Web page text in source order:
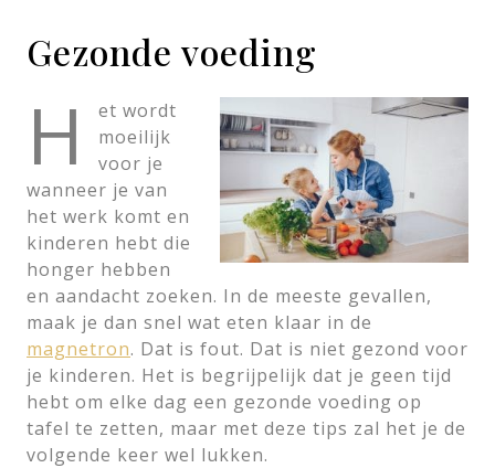
Gezonde voeding
H
et wordt
moeilijk
voor je
wanneer je van
het werk komt en
kinderen hebt die
honger hebben
en aandacht zoeken. In de meeste gevallen,
maak je dan snel wat eten klaar in de
magnetron. Dat is fout. Dat is niet gezond voor
je kinderen. Het is begrijpelijk dat je geen tijd
hebt om elke dag een gezonde voeding op
tafel te zetten, maar met deze tips zal het je de
volgende keer wel lukken.